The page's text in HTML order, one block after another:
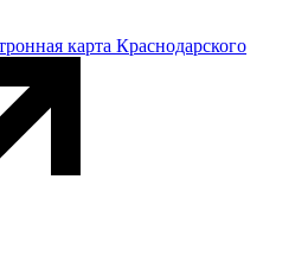
карта Краснодарского